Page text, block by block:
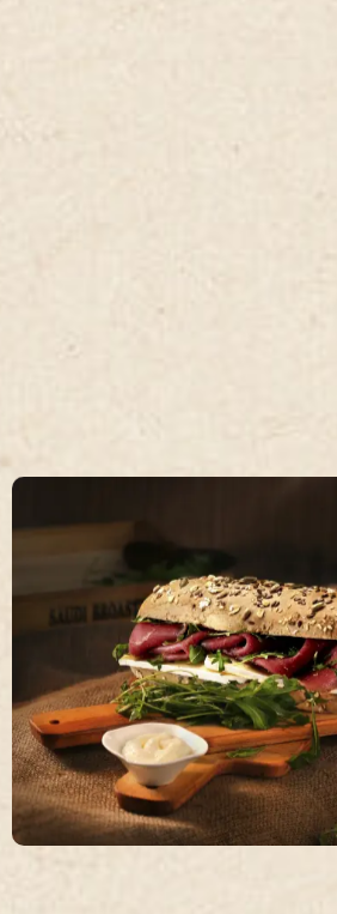
Panini
Tartaruga
Filoncino